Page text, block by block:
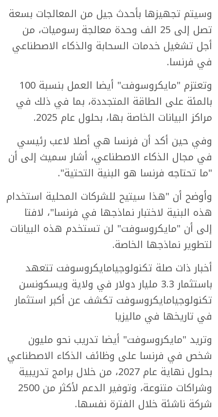
وسيتم تجهيزها بأحدث جيل من المعالجات بسعة
تصل إلى 25 الف وحدة معالجة رسوميات، من
أجل تشغيل خدمات السحابة والذكاء الاصطناعي
في فرنسا.
وتعتزم "مايكروسوفت" أيضا العمل بنسبة 100
بالمئة على الطاقة المتجددة، بما في ذلك في
مراكز البيانات الخاصة بها، بحلول عام 2025.
وفي حين أكد أن فرنسا هي أصلا لاعب رئيسي
في مجال الذكاء الاصطناعي، أشار سميث إلى أن
"ما تحتاجه فرنسا هو البنية التحتية".
وأوضح أن "هذا سيتيح للشركات المحلية استخدام
هذه البنية لاختبار نماذجها في فرنسا"، لافتا
إلى أن "مايكروسوفت" لن تستخدم هذه البيانات
لتطوير نماذجها الخاصة.
أخبار ذات صلة تكنولوجيامايكروسوفت تتعهد
باستثمار 3.3 مليار دولار في ولاية ويسكونسن
تكنولوجيامايكروسوفت تكشف عن أكبر استثمار
في تاريخها في ماليزيا
وتريد "مايكروسوفت" أيضا تدريب نحو مليون
شخص في فرنسا على وظائف الذكاء الاصطناعي
بحلول نهاية عام 2027، من خلال برامج تدريبية
وشراكات متنوعة، وتوفير الدعم لأكثر من 2500
شركة ناشئة خلال الفترة نفسها.